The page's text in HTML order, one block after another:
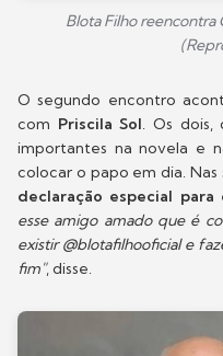
Blota Filho reencontra
O segundo encontro
com Priscila Sol. Os dois,
importantes na novela e
colocar o papo em dia. Nas
declaração especial para
esse amigo amado que é
existir @blotafilhooficial e
fim", disse.